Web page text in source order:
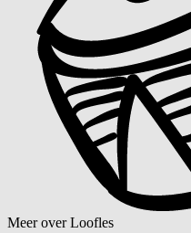
Meer over Loofles